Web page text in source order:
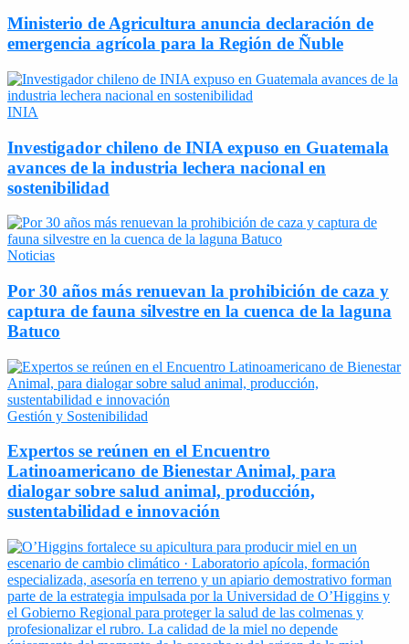
Ministerio de Agricultura anuncia declaración de
emergencia agrícola para la Región de Ñuble
INIA
Investigador chileno de INIA expuso en Guatemala
avances de la industria lechera nacional en
sostenibilidad
Noticias
Por 30 años más renuevan la prohibición de caza y
captura de fauna silvestre en la cuenca de la laguna
Batuco
Gestión y Sostenibilidad
Expertos se reúnen en el Encuentro
Latinoamericano de Bienestar Animal, para
dialogar sobre salud animal, producción,
sustentabilidad e innovación